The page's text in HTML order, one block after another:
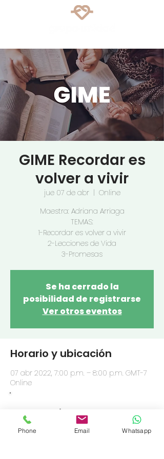
GIME Recordar es
volver a vivir
jue 07 de abr
  |
Online
Maestra: Adriana Arriaga
TEMAS:
1-Recordar es volver a vivir
2-Lecciones de Vida
3-Promesas
Se ha cerrado la
posibilidad de registrarse
Ver otros eventos
Horario y ubicación
07 abr 2022, 7:00 p.m. – 8:00 p.m. GMT-7
Online
Compartir este evento
Phone Email Whatsapp